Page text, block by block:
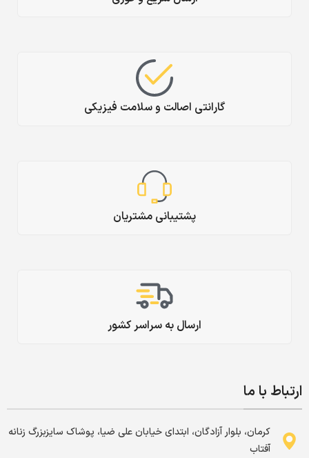
گارانتی اصالت و سلامت فیزیکی
پشتیبانی مشتریان
ارسال به سراسر کشور
ارتباط با ما
کرمان، بلوار آزادگان، ابتدای خیابان علی ضیا، پوشاک سایزبزرگ زنانه
آفتاب